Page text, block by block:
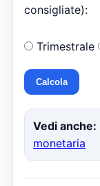
consigliate):
Trimestrale
Vedi anche:
monetaria